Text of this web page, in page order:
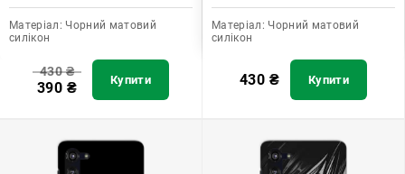
Матеріал: Чорний матовий
силікон
430₴
390 ₴ Купити
Матеріал: Чорний матовий
силікон
430 ₴ Купити